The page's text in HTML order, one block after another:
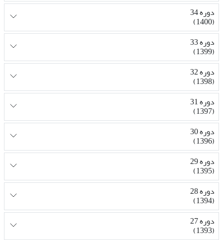
دوره 34
(1400)
دوره 33
(1399)
دوره 32
(1398)
دوره 31
(1397)
دوره 30
(1396)
دوره 29
(1395)
دوره 28
(1394)
دوره 27
(1393)